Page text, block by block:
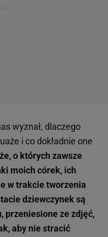
wyznał, dlaczego
i co dokładnie one
o których zawsze
moich córek, ich
w trakcie tworzenia
dziewczynek są
przeniesione ze zdjęć,
aby nie stracić